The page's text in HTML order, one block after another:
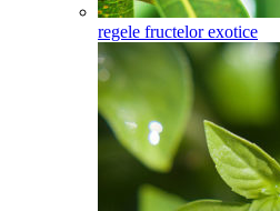
regele fructelor exotice